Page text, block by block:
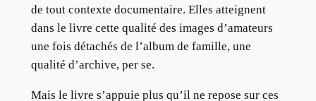
de tout contexte documentaire. Elles atteignent
dans le livre cette qualité des images d’amateurs
une fois détachés de l’album de famille, une
qualité d’archive, per se.
Mais le livre s’appuie plus qu’il ne repose sur ces